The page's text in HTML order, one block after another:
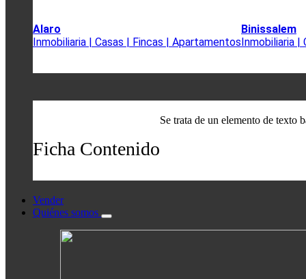
Alaro
Inmobiliaria | Casas | Fincas | Apartamentos
Binissalem
Inmobiliaria |
Ficha Contenido
Se trata de un elemento de texto
Vender
Quiénes somos